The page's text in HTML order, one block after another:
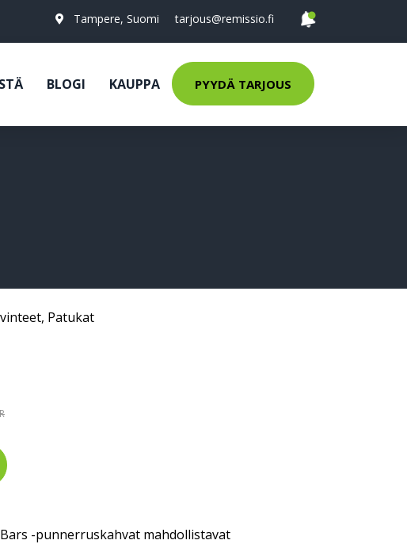
Tampere, Suomi tarjous@remissio.fi
BLOGI KAUPPA PYYDÄ TARJOUS
, Patukat
-punnerruskahvat mahdollistavat